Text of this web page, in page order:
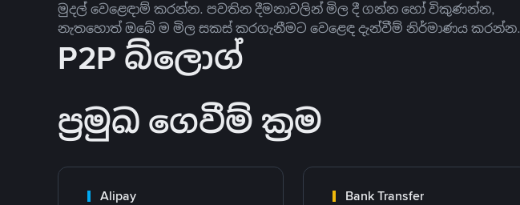
මුදල් වෙළෙඳාම් කරන්න. පවතින දීමනාවලින් මිල දී ගන්න හෝ විකුණන්න,
නැතහොත් ඔබේ ම මිල සකස් කරගැනීමට වෙළෙඳ දැන්වීම් නිර්මාණය කරන්න.
P2P බ්ලොග්
ප්‍රමුඛ ගෙවීම් ක්‍රම
Alipay Bank Transfer